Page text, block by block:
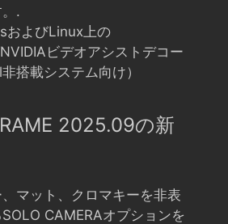
.
およびLinux上の
ビデオアシストデコー
搭載システム向け）
2025.09の新
マット、クロマキーを非表
CAMERAオプションを